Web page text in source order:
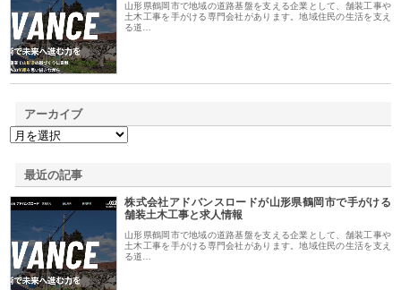
山形県鶴岡市で地域の道路基盤を支える企業として、舗装工事や
土木工事を手がける専門会社があります。地域住民の生活を支え
る道…
アーカイブ
最近の記事
株式会社アドバンスロードが山形県鶴岡市で手がける
舗装土木工事と求人情報
山形県鶴岡市で地域の道路基盤を支える企業として、舗装工事や
土木工事を手がける専門会社があります。地域住民の生活を支え
る道…